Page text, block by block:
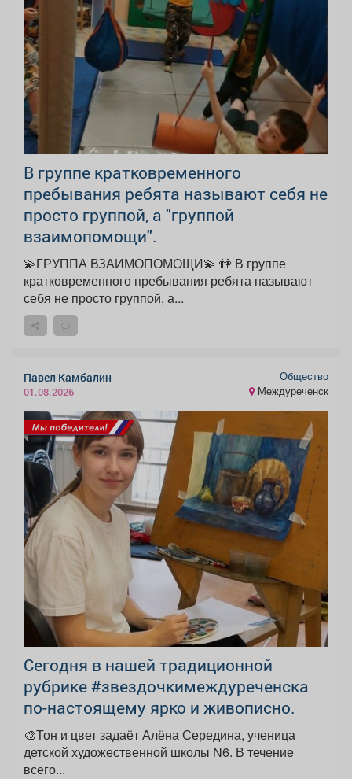
В группе кратковременного
пребывания ребята называют себя не
просто группой, а "группой
взаимопомощи".
💫ГРУППА ВЗАИМОПОМОЩИ💫 👫 В группе
кратковременного пребывания ребята называют
себя не просто группой, а...
Павел Камбалин
01.08.2026
Общество
Междуреченск
Сегодня в нашей традиционной
рубрике #звездочкимеждуреченска
по-настоящему ярко и живописно.
🎨Тон и цвет задаёт Алёна Середина, ученица
детской художественной школы N6. В течение
всего...